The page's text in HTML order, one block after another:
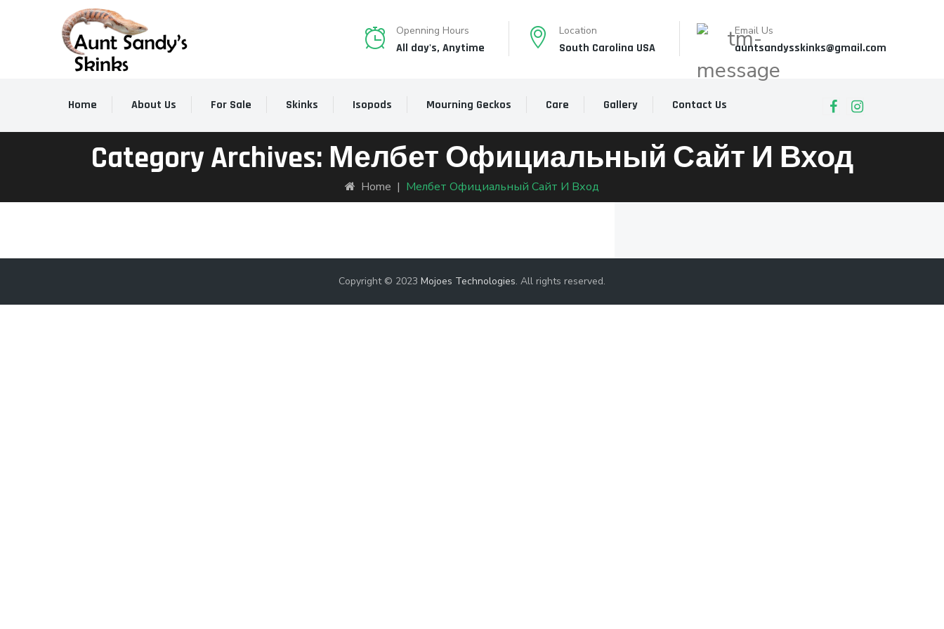
Openning Hours
All day's, Anytime
Location
South Carolina USA
Email Us
auntsandysskinks@gmail.com
Home About Us For Sale Skinks Isopods Mourning Geckos Care Gallery Contact Us
Category Archives: Мелбет Официальный Сайт И Вход
Home | Мелбет Официальный Сайт И Вход
Copyright © 2023 Mojoes Technologies. All rights reserved.